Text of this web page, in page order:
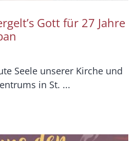
Gott für 27 Jahre
Seele unserer Kirche und
in St. ...